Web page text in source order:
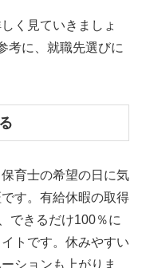
く見ていきましょ
考に、就職先選びに
育士の希望の日に気
す。有給休暇の取得
できるだけ100％に
トです。休みやすい
ションも上がりま